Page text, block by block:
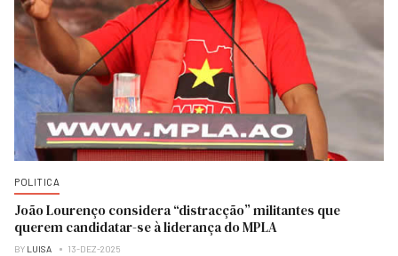
POLITICA
João Lourenço considera “distracção” militantes que
querem candidatar-se à liderança do MPLA
BY LUISA 13-DEZ-2025